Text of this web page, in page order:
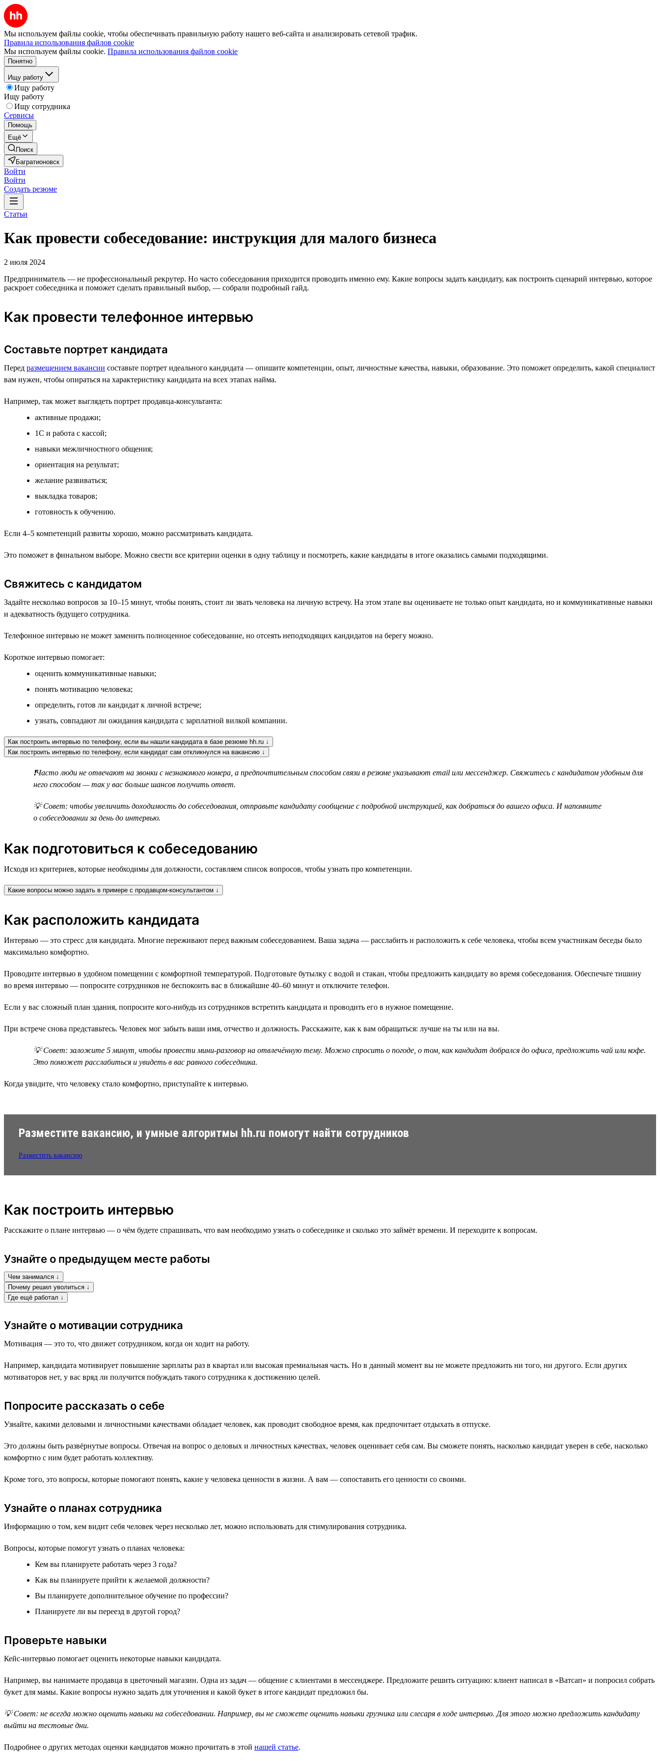
Мы используем файлы cookie, чтобы обеспечивать правильную работу нашего веб-сайта и анализировать сетевой трафик.
Правила использования файлов cookie
Мы используем файлы cookie. Правила использования файлов cookie
Понятно
Ищу работу
Ищу работу
Ищу работу
Ищу сотрудника
Сервисы
Помощь
Ещё
Поиск
Багратионовск
Войти
Войти
Создать резюме
Статьи
Как провести собеседование: инструкция для малого бизнеса
2 июля 2024
Предприниматель — не профессиональный рекрутер. Но часто собеседования приходится проводить именно ему. Какие вопросы задать кандидату, как построить сценарий интервью, которое
раскроет собеседника и поможет сделать правильный выбор, — собрали подробный гайд.
Как провести телефонное интервью
Составьте портрет кандидата
Перед размещением вакансии составьте портрет идеального кандидата — опишите компетенции, опыт, личностные качества, навыки, образование. Это поможет определить, какой специалист
вам нужен, чтобы опираться на характеристику кандидата на всех этапах найма.
Например, так может выглядеть портрет продавца-консультанта:
активные продажи;
1С и работа с кассой;
навыки межличностного общения;
ориентация на результат;
желание развиваться;
выкладка товаров;
готовность к обучению.
Если 4–5 компетенций развиты хорошо, можно рассматривать кандидата.
Это поможет в финальном выборе. Можно свести все критерии оценки в одну таблицу и посмотреть, какие кандидаты в итоге оказались самыми подходящими.
Свяжитесь с кандидатом
Задайте несколько вопросов за 10–15 минут, чтобы понять, стоит ли звать человека на личную встречу. На этом этапе вы оцениваете не только опыт кандидата, но и коммуникативные навыки
и адекватность будущего сотрудника.
Телефонное интервью не может заменить полноценное собеседование, но отсеять неподходящих кандидатов на берегу можно.
Короткое интервью помогает:
оценить коммуникативные навыки;
понять мотивацию человека;
определить, готов ли кандидат к личной встрече;
узнать, совпадают ли ожидания кандидата с зарплатной вилкой компании.
Как построить интервью по телефону, если вы нашли кандидата в базе резюме hh.ru ↓
Как построить интервью по телефону, если кандидат сам откликнулся на вакансию ↓
❗Часто люди не отвечают на звонки с незнакомого номера, а предпочтительным способом связи в резюме указывают email или мессенджер. Свяжитесь с кандидатом удобным для
него способом — так у вас больше шансов получить ответ.
💡 Совет: чтобы увеличить доходимость до собеседования, отправьте кандидату сообщение с подробной инструкцией, как добраться до вашего офиса. И напомните
о собеседовании за день до интервью.
Как подготовиться к собеседованию
Исходя из критериев, которые необходимы для должности, составляем список вопросов, чтобы узнать про компетенции.
Какие вопросы можно задать в примере с продавцом-консультантом ↓
Как расположить кандидата
Интервью — это стресс для кандидата. Многие переживают перед важным собеседованием. Ваша задача — расслабить и расположить к себе человека, чтобы всем участникам беседы было
максимально комфортно.
Проводите интервью в удобном помещении с комфортной температурой. Подготовьте бутылку с водой и стакан, чтобы предложить кандидату во время собеседования. Обеспечьте тишину
во время интервью — попросите сотрудников не беспокоить вас в ближайшие 40–60 минут и отключите телефон.
Если у вас сложный план здания, попросите кого-нибудь из сотрудников встретить кандидата и проводить его в нужное помещение.
При встрече снова представьтесь. Человек мог забыть ваши имя, отчество и должность. Расскажите, как к вам обращаться: лучше на ты или на вы.
💡 Совет: заложите 5 минут, чтобы провести мини-разговор на отвлечённую тему. Можно спросить о погоде, о том, как кандидат добрался до офиса, предложить чай или кофе.
Это поможет расслабиться и увидеть в вас равного собеседника.
Когда увидите, что человеку стало комфортно, приступайте к интервью.
Разместите вакансию, и умные алгоритмы hh.ru помогут найти сотрудников
Разместить вакансию
Как построить интервью
Расскажите о плане интервью — о чём будете спрашивать, что вам необходимо узнать о собеседнике и сколько это займёт времени. И переходите к вопросам.
Узнайте о предыдущем месте работы
Чем занимался ↓
Почему решил уволиться ↓
Где ещё работал ↓
Узнайте о мотивации сотрудника
Мотивация — это то, что движет сотрудником, когда он ходит на работу.
Например, кандидата мотивирует повышение зарплаты раз в квартал или высокая премиальная часть. Но в данный момент вы не можете предложить ни того, ни другого. Если других
мотиваторов нет, у вас вряд ли получится побуждать такого сотрудника к достижению целей.
Попросите рассказать о себе
Узнайте, какими деловыми и личностными качествами обладает человек, как проводит свободное время, как предпочитает отдыхать в отпуске.
Это должны быть развёрнутые вопросы. Отвечая на вопрос о деловых и личностных качествах, человек оценивает себя сам. Вы сможете понять, насколько кандидат уверен в себе, насколько
комфортно с ним будет работать коллективу.
Кроме того, это вопросы, которые помогают понять, какие у человека ценности в жизни. А вам — сопоставить его ценности со своими.
Узнайте о планах сотрудника
Информацию о том, кем видит себя человек через несколько лет, можно использовать для стимулирования сотрудника.
Вопросы, которые помогут узнать о планах человека:
Кем вы планируете работать через 3 года?
Как вы планируете прийти к желаемой должности?
Вы планируете дополнительное обучение по профессии?
Планируете ли вы переезд в другой город?
Проверьте навыки
Кейс-интервью помогает оценить некоторые навыки кандидата.
Например, вы нанимаете продавца в цветочный магазин. Одна из задач — общение с клиентами в мессенджере. Предложите решить ситуацию: клиент написал в «Ватсап» и попросил собрать
букет для мамы. Какие вопросы нужно задать для уточнения и какой букет в итоге кандидат предложил бы.
💡 Совет: не всегда можно оценить навыки на собеседовании. Например, вы не сможете оценить навыки грузчика или слесаря в ходе интервью. Для этого можно предложить кандидату
выйти на тестовые дни.
Подробнее о других методах оценки кандидатов можно прочитать в этой нашей статье.